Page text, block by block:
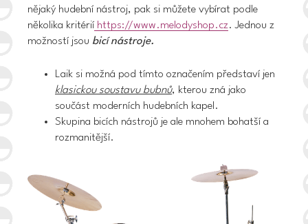
nějaký hudební nástroj, pak si můžete vybírat podle
několika kritérií https://www.melodyshop.cz. Jednou z
možností jsou bicí nástroje.
Laik si možná pod tímto označením představí jen
klasickou soustavu bubnů, kterou zná jako
součást moderních hudebních kapel.
Skupina bicích nástrojů je ale mnohem bohatší a
rozmanitější.